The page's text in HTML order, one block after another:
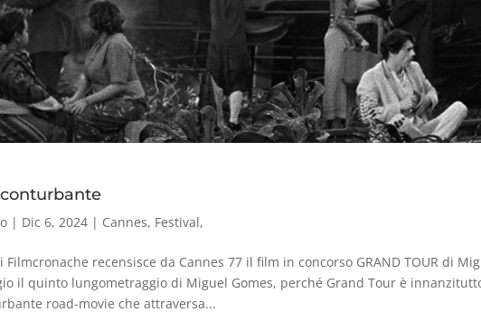
| Dic 6, 2024 | Cannes, Festival,
Filmcronache recensisce da Cannes 77 il film in concorso GRAND TOUR di
il quinto lungometraggio di Miguel Gomes, perché Grand Tour è
road-movie che attraversa...